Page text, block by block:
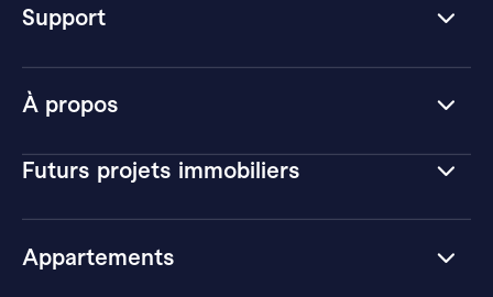
À propos
Futurs projets immobiliers
Appartements
Support